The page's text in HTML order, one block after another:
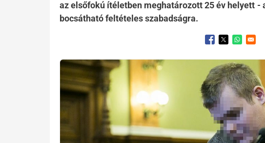
az elsőfokú ítéletben meghatározott 25 év helyett -
bocsátható feltételes szabadságra.
Opens in a new
Opens in a
Opens
Kép